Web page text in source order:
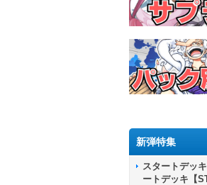
新弾特集
スタートデッ
ートデッキ【